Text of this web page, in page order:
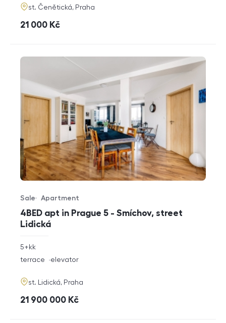
adresa
st. Čenětická, Praha
cena
21 000 Kč
4BED apt in Prague 5 - Smíchov, street
Lidická
Offer type
Sale
Property type
Apartment
rozměry
disposition
5+kk
funkce
terrace elevator
adresa
st. Lidická, Praha
cena
21 900 000 Kč